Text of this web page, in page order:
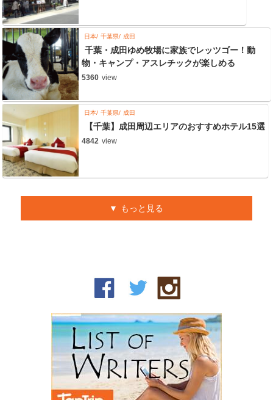
日本 千葉県 成田
千葉・成田ゆめ牧場に家族でレッツゴー！動
物・キャンプ・アスレチックが楽しめる
5360 view
日本 千葉県 成田
【千葉】成田周辺エリアのおすすめホテル15選
4842 view
もっと見る